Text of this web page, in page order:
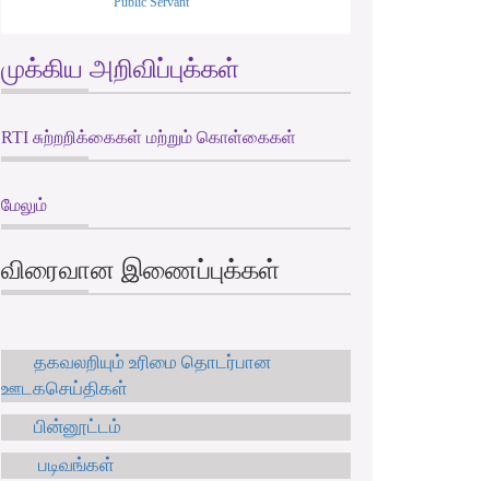
முக்கிய அறிவிப்புக்கள்
RTI சுற்றறிக்கைகள் மற்றும் கொள்கைகள்
மேலும்
விரைவான இணைப்புக்கள்
தகவலறியும் உரிமை தொடர்பான
ஊடகசெய்திகள்
பின்னூட்டம்
படிவங்கள்